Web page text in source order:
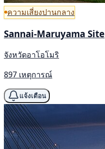
ความเสี่ยงปานกลาง
Sannai-Maruyama Site
จังหวัดอาโอโมริ
897 เหตุการณ์
แจ้งเตือน